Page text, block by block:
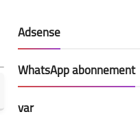
Adsense
WhatsApp abonnement
var